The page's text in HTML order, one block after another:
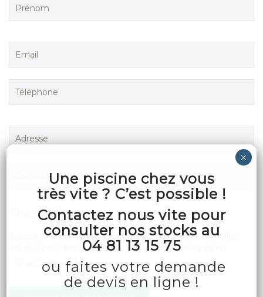
*Champs obligatoires
J'accepte la conservation de mes données personnelles
selon la politique de confidentialité Piscines Aquinox :
Non
Une piscine chez vous
très vite ? C’est possible !
Contactez nous vite pour
consulter nos stocks au
04 81 13 15 75
ou faites votre demande
de devis en ligne !